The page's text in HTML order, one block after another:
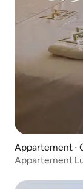
Appartement ⋅
Appartement